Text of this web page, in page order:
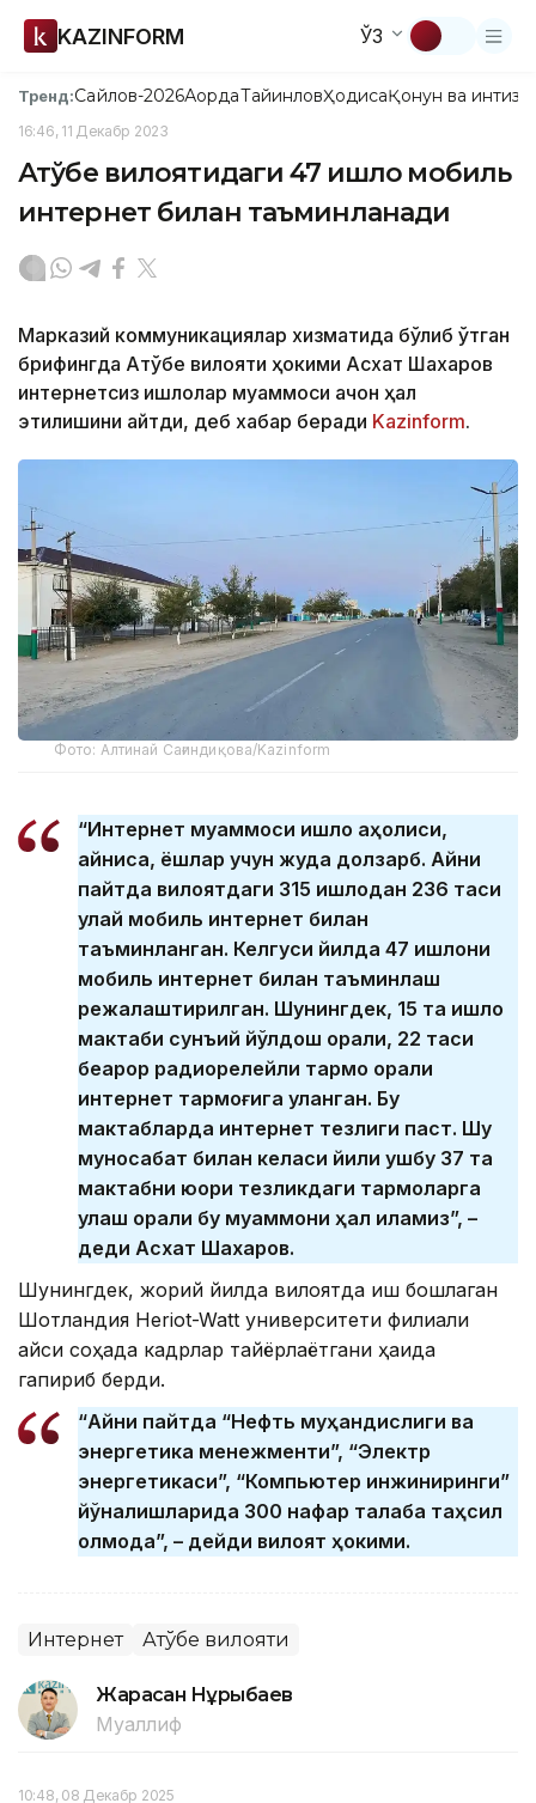
KAZINFORM ЎЗ
Тренд:Сайлов-2026АқордаТайинловҲодисаҚонун ва
16:46, 11 Декабр 2023
Ақтўбе вилоятидаги 47 қишлоқ мобиль
интернет билан таъминланади
Марказий коммуникациялар хизматида бўлиб ўтган
брифингда Ақтўбе вилояти ҳокими Асхат Шахаров
интернетсиз қишлоқлар муаммоси қачон ҳал
этилишини айтди, деб хабар беради Kazinform.
Фото: Алтинай Сағиндиқова/Kazinform
“Интернет муаммоси қишлоқ аҳолиси,
айниқса, ёшлар учун жуда долзарб. Айни
пайтда вилоятдаги 315 қишлоқдан 236 таси
қулай мобиль интернет билан
таъминланган. Келгуси йилда 47 қишлоқни
мобиль интернет билан таъминлаш
режалаштирилган. Шунингдек, 15 та қишлоқ
мактаби сунъий йўлдош орқали, 22 таси
беқарор радиорелейли тармоқ орқали
интернет тармоғига уланган. Бу
мактабларда интернет тезлиги паст. Шу
муносабат билан келаси йили ушбу 37 та
мактабни юқори тезликдаги тармоқларга
улаш орқали бу муаммони ҳал қиламиз”, –
деди Асхат Шахаров.
Шунингдек, жорий йилда вилоятда иш бошлаган
Шотландия Heriot-Watt университети филиали
қайси соҳада кадрлар тайёрлаётгани ҳақида
гапириб берди.
“Айни пайтда “Нефть муҳандислиги ва
энергетика менежменти”, “Электр
энергетикаси”, “Компьютер инжиниринги”
йўналишларида 300 нафар талаба таҳсил
олмоқда”, – дейди вилоят ҳокими.
Интернет Ақтўбе вилояти
Жарасқан Нұрыбаев
Муаллиф
10:48, 08 Декабр 2025